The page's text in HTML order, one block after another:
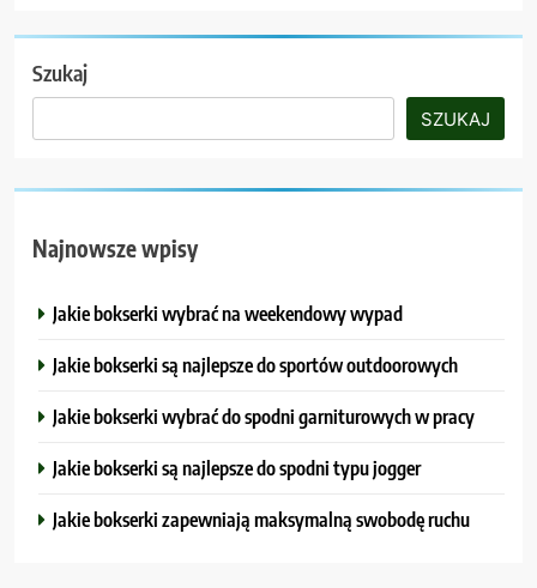
Szukaj
SZUKAJ
Najnowsze wpisy
Jakie bokserki wybrać na weekendowy wypad
Jakie bokserki są najlepsze do sportów outdoorowych
Jakie bokserki wybrać do spodni garniturowych w pracy
Jakie bokserki są najlepsze do spodni typu jogger
Jakie bokserki zapewniają maksymalną swobodę ruchu